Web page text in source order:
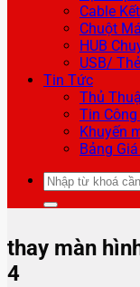
Cable
Chuột
HUB
USB/
Tin Tức
Thủ
Tin
Khuyến
Bảng
Tìm
kiếm:
thay màn
4